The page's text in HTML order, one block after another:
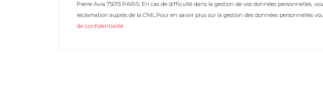
Pierre Avia 75015 PARIS. En cas de difficulté dans la gestion de vos données personnelles,
réclamation auprès de la CNIL.Pour en savoir plus sur la gestion des données personnelles
de confidentialité